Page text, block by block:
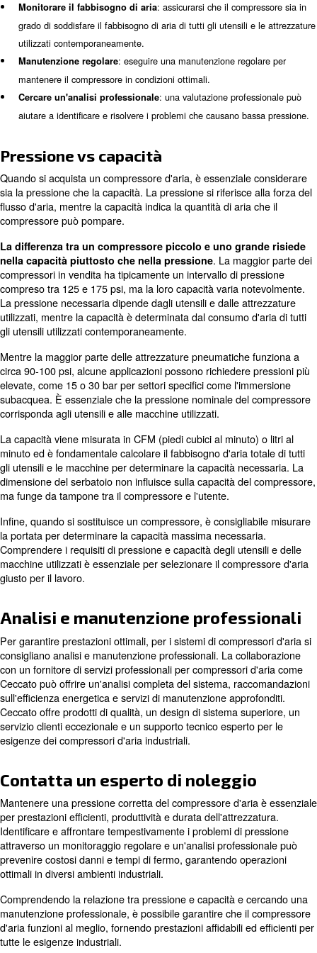
pressione.
Trasporto di olio: un eccesso di olio nell'aria compressa
problemi di pressione.
Gestione dell'alta pressione
Per risolvere i problemi di alta pressione, considerare i
passaggi:
Monitoraggio regolare : monitorare attentamente i livelli
rilevare eventuali anomalie.
Controllo delle perdite d'aria: ispezionare il sistema
eventuali perdite e ripararle tempestivamente.
Ispezionare le tubazioni e la filtrazione: assicurarsi
sistemi di filtrazione funzionino correttamente.
Valutare i requisiti PSI degli utensili
nominale del compressore corrisponda agli utensili e alle
utilizzati.
Cercare un'analisi professionale: una valutazione
di un professionista può aiutare a identificare e risolvere i
che causano alta pressione.
La bassa pressione
Per risolvere i problemi di bassa pressione, è bene
seguenti passaggi:
Controllo delle perdite
condensatori del motore, fabbisogno d'aria e filtri per
Monitorare il fabbisogno di aria: assicurarsi che il
grado di soddisfare il fabbisogno di aria di tutti gli utensili
utilizzati contemporaneamente.
Manutenzione regolare: eseguire una manutenzione
mantenere il compressore in condizioni ottimali.
aiutare a identificare e risolvere i problemi che causano
Pressione vs capacità
Quando si acquista un compressore d'aria, è
sia la pressione che la capacità. La pressione si
flusso d'aria, mentre la capacità indica la quantità di
compressore può pompare.
La differenza tra un compressore piccolo e uno